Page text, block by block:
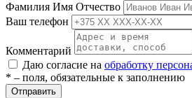
Фамилия Имя Отчество
Ваш телефон
Комментарий
Даю согласие на обработку
* – поля, обязательные к заполнению
Отправить